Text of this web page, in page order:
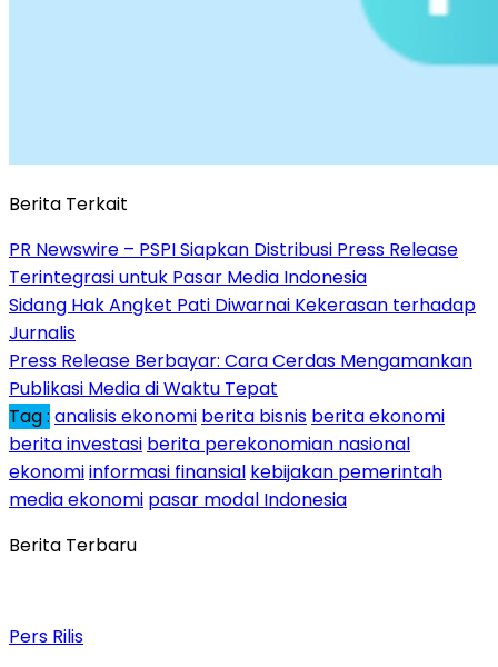
Berita Terkait
PR Newswire – PSPI Siapkan Distribusi Press Release
Terintegrasi untuk Pasar Media Indonesia
Sidang Hak Angket Pati Diwarnai Kekerasan terhadap
Jurnalis
Press Release Berbayar: Cara Cerdas Mengamankan
Publikasi Media di Waktu Tepat
Tag : analisis ekonomi berita bisnis berita ekonomi
berita investasi berita perekonomian nasional
ekonomiinformasi finansial kebijakan pemerintah
media ekonomi pasar modal Indonesia
Berita Terbaru
Pers Rilis